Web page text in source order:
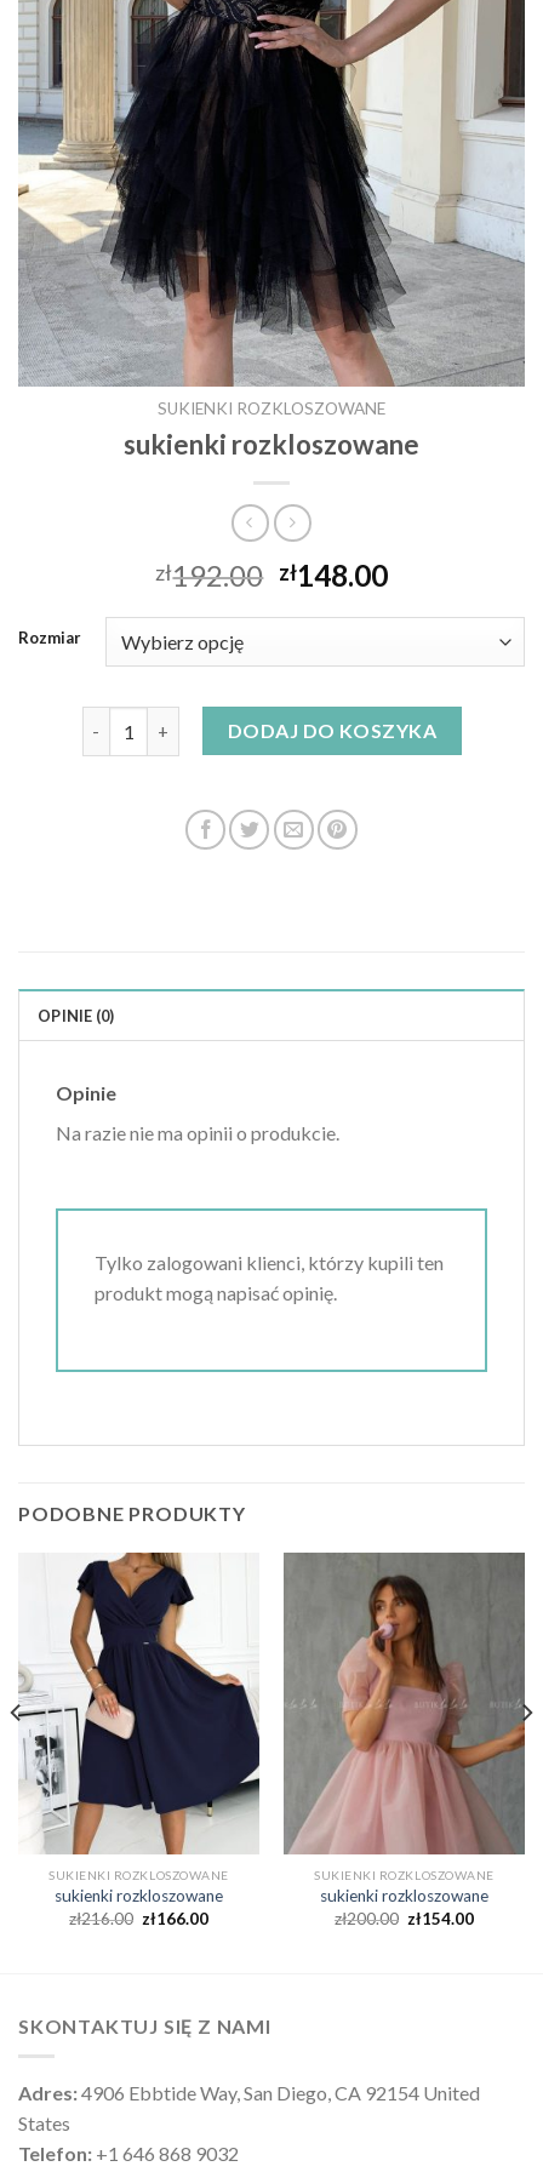
SUKIENKI ROZKLOSZOWANE
sukienki rozkloszowane
zł192.00 zł148.00
Rozmiar
ilość sukienki rozkloszowaneDODAJ DO KOSZYKA
OPINIE (0)
Opinie
Na razie nie ma opinii o produkcie.
Tylko zalogowani klienci, którzy kupili ten
produkt mogą napisać opinię.
PODOBNE PRODUKTY
SUKIENKI ROZKLOSZOWANE
sukienki rozkloszowane
zł216.00 zł166.00
SUKIENKI ROZKLOSZOWANE
sukienki rozkloszowane
zł200.00 zł154.00
SKONTAKTUJ SIĘ Z NAMI
Adres:4906 Ebbtide Way, San Diego, CA 92154 United
States
Telefon: +1 646 868 9032